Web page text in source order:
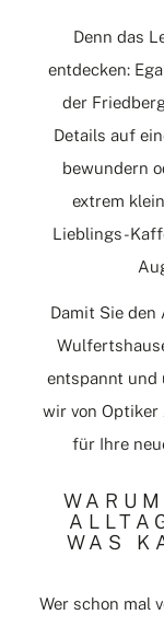
Denn das
entdecken:
der
Details auf
bewundern
extrem
Lieblings-
Damit Sie den
entspannt und
wir von Optiker
für Ihre
WAS
Wer schon mal